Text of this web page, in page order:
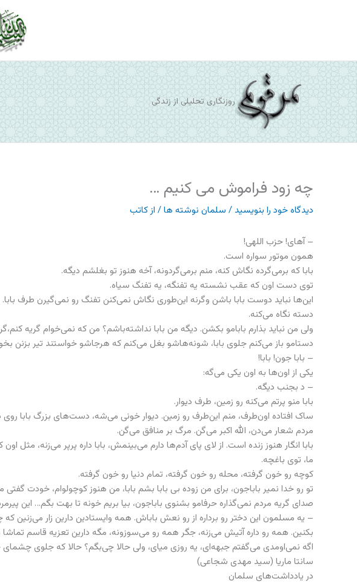
روزنگاری تحلیلی از زندگی
چه زود فراموش می کنیم …
دیدگاه‌ خود را بنویسید / سلمان نوشته ها/ ازکاتب
– آهای! حزب اللهی!
همون موتور سواره است.
بابا که برمی‌گرده نگاش کنه، منم برمی‌گردونه، آخه هنوز تو بغلشم دیگه.
توی دست اون که عقب نشسته یه تفنگه، یه تفنگ سیاه.
این‌ها نباید دوست بابا باشن وگرنه این‌طوری نگاش نمی‌کنن تفنگ رو نمی‌گیرن طرف بابا.
دسته نگاه می‌کنه.
ولی من نباید بذارم بابامو بکشن. دیگه من بابا نداشته‌باشم؟ من که نمی‌خوام گریه
دستامو باز می‌کنم جلوی بابا، شونه‌هاشو بغل می‌کنم که هرجاشو خواستند تیر بزنن
– بابا جون! بابا!
یکی از اون‌ها به اون یکی می‌گه:
– د بجنب دیگه.
بابا منو پرتم می‌کنه رو زمین، طرف دیوار.
ساک افتاده اون‌طرف، منم این‌طرف رو زمین. دیوار خونی می‌شه، دست‌های بزرگ بابا
مردم شعار می‌دن، الله اکبر می‌گن. مرگ بر منافق می‌گن.
بابا انگار هنوز زنده است. از لای پای آدم‌ها دارم می‌بینمش، بابا داره پرپر می‌زنه،
ما، توی باغچه.
کوچه رو خون گرفته، محله رو خون گرفته، تمام دنیا رو خون گرفته.
تو رو خدا نمیر باباجون، برای من زوده بی بابا بشم بابا، من هنوز کوچولوام، خودت گفتی
صدای گریه مردم نمی‌گذاره حرفامو بشنوی باباجون، بیا بریم خونه تا بهت بگم‌… این
– یه مسلمون این دختر رو برداره از رو نعش باباش. همه وایستادین دارین زار می‌زنین
بکنین. همه رو داره آتیش می‌زنه، جگر همه رو می‌سوزونه، مگه دارین تعزیه قاسم
اگه نمی‌اومدی می‌گفتم جبهه‌ای، یه روزی میای، ولی حالا چی‌بگم؟ حالا که جلوی
سانتا ماریا (سید مهدی شجاعی)
در یادداشت‌های سلمان